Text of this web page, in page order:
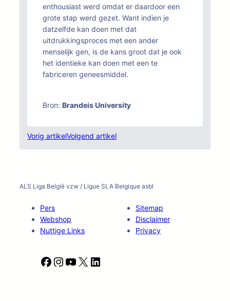
enthousiast werd omdat er daardoor een
grote stap werd gezet. Want indien je
datzelfde kan doen met dat
uitdrukkingsproces met een ander
menselijk gen, is de kans groot dat je ook
het identieke kan doen met een te
fabriceren geneesmiddel.
Bron: Brandeis University
Vorig artikelVolgend artikel
ALS Liga België vzw / Ligue SLA Belgique asbl
Pers
Webshop
Nuttige Links
Sitemap
Disclaimer
Privacy
F
I
Y
X